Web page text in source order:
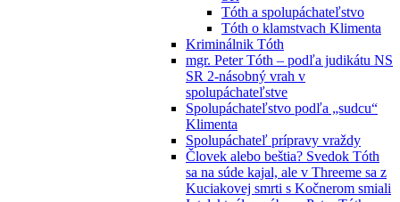
Tóth a spolupáchateľstvo
Tóth o klamstvach Klimenta
Kriminálnik Tóth
mgr. Peter Tóth – podľa judikátu NS
SR 2-násobný vrah v
spolupáchateľstve
Spolupáchateľstvo podľa „sudcu“
Klimenta
Spolupáchateľ prípravy vraždy
Človek alebo beštia? Svedok Tóth
sa na súde kajal, ale v Threeme sa z
Kuciakovej smrti s Kočnerom smiali